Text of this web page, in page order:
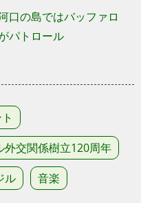
口の島ではバッファロ
パトロール
外交関係樹立120周年
ル 音楽